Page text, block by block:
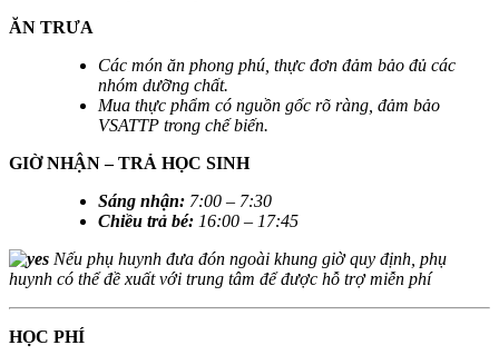
ĂN TRƯA
Các món ăn phong phú, thực đơn đảm bảo đủ các
nhóm dưỡng chất.
Mua thực phẩm có nguồn gốc rõ ràng, đảm bảo
VSATTP trong chế biến.
GIỜ NHẬN – TRẢ HỌC SINH
Sáng nhận: 7:00 – 7:30
Chiều trả bé: 16:00 – 17:45
Nếu phụ huynh đưa đón ngoài khung giờ quy định, phụ
huynh có thể đề xuất với trung tâm để được hỗ trợ miễn phí
HỌC PHÍ